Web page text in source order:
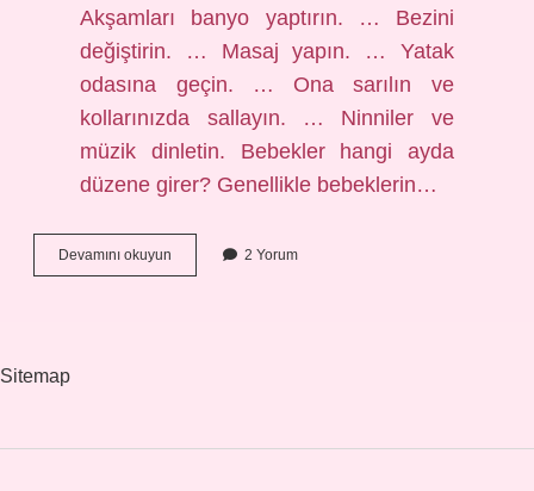
Akşamları banyo yaptırın. … Bezini
değiştirin. … Masaj yapın. … Yatak
odasına geçin. … Ona sarılın ve
kollarınızda sallayın. … Ninniler ve
müzik dinletin. Bebekler hangi ayda
düzene girer? Genellikle bebeklerin…
Devamını okuyun Bebeklerde
Rutin
2 Yorum
Sitemap